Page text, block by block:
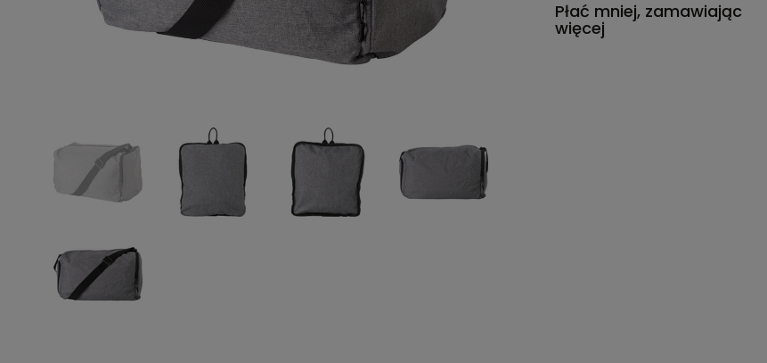
Płać mniej, zamawiając
więcej